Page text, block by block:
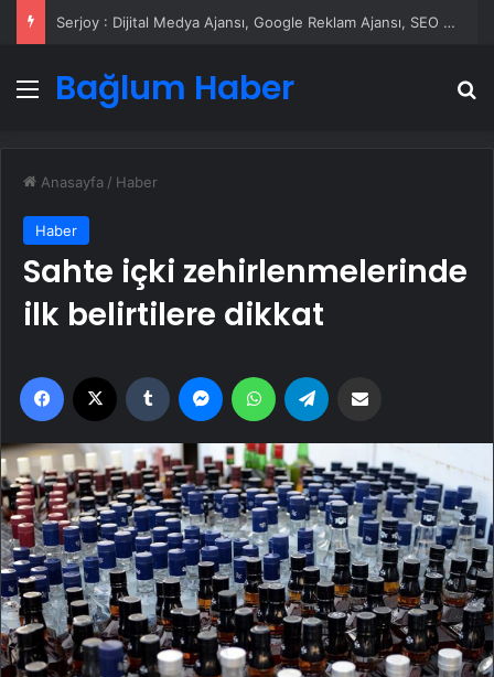
Serjoy : Dijital Medya Ajansı, Google Reklam Ajansı, SEO Ajansı ve Web Tasarım Ajansı
Menü
Bağlum Haber
Anasayfa / Haber
Haber
Sahte içki zehirlenmelerinde
ilk belirtilere dikkat
Facebook Tumblr MessengerWhatsApp